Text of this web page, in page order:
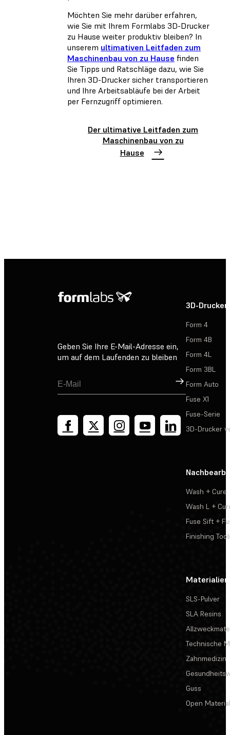
Möchten Sie mehr darüber erfahren,
wie Sie mit Ihrem Formlabs 3D-Drucker
zu Hause weiter produktiv bleiben? In
unserem ultimativen Leitfaden zum
Maschinenbau von zu Hause finden
Sie Tipps und Ratschläge dazu, wie Sie
Ihren 3D-Drucker sicher transportieren
und Ihre Arbeitsabläufe bei der Arbeit
per Fernzugriff optimieren.
Der ultimative Leitfaden zum
Maschinenbau von zu
Hause
Geben Sie Ihre E-Mail-Adresse ein,
um auf dem Laufenden zu bleiben
Registrieren
3D-Drucker
Form 4
Form 4B
Form 4L
Form 3BL
Form Auto
Fuse X1
Fuse-Serie
3D-Drucker
Wash + Cure
Wash L +
Fuse Sift +
Finishing
Materialien
SLS-Pulver
SLA Resins
Technische
Zahnmedizin
Guss
Open